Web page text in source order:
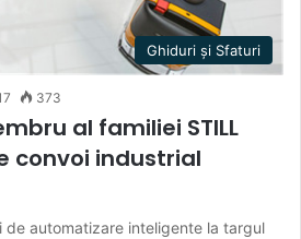
Ghiduri și Sfaturi
373
al familiei STILL
convoi industrial
de automatizare inteligente la targul